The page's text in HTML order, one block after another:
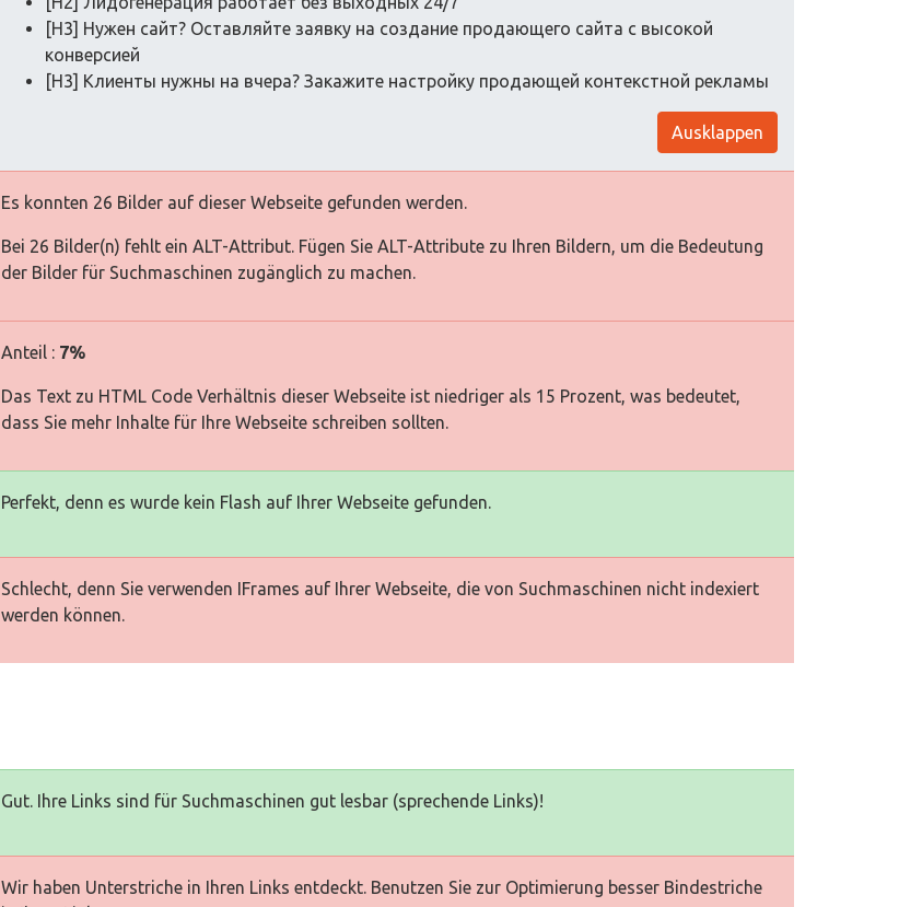
[H3] Нужен сайт? Оставляйте заявку на создание продающего сайта с высокой
конверсией
[H3] Клиенты нужны на вчера? Закажите настройку продающей контекстной рекламы
Ausklappen
Es konnten 26 Bilder auf dieser Webseite gefunden werden.
Bei 26 Bilder(n) fehlt ein ALT-Attribut. Fügen Sie ALT-Attribute zu Ihren Bildern, um die Bedeutung
der Bilder für Suchmaschinen zugänglich zu machen.
Anteil : 7%
Das Text zu HTML Code Verhältnis dieser Webseite ist niedriger als 15 Prozent, was bedeutet,
dass Sie mehr Inhalte für Ihre Webseite schreiben sollten.
Perfekt, denn es wurde kein Flash auf Ihrer Webseite gefunden.
Schlecht, denn Sie verwenden IFrames auf Ihrer Webseite, die von Suchmaschinen nicht indexiert
werden können.
Gut. Ihre Links sind für Suchmaschinen gut lesbar (sprechende Links)!
Wir haben Unterstriche in Ihren Links entdeckt. Benutzen Sie zur Optimierung besser Bindestriche